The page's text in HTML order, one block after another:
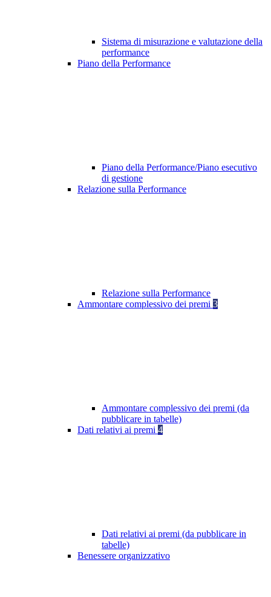
Sistema di misurazione e valutazione della
performance
Piano della Performance
Piano della Performance/Piano esecutivo
di gestione
Relazione sulla Performance
Relazione sulla Performance
Ammontare complessivo dei premi 3
Ammontare complessivo dei premi (da
pubblicare in tabelle)
Dati relativi ai premi 4
Dati relativi ai premi (da pubblicare in
tabelle)
Benessere organizzativo